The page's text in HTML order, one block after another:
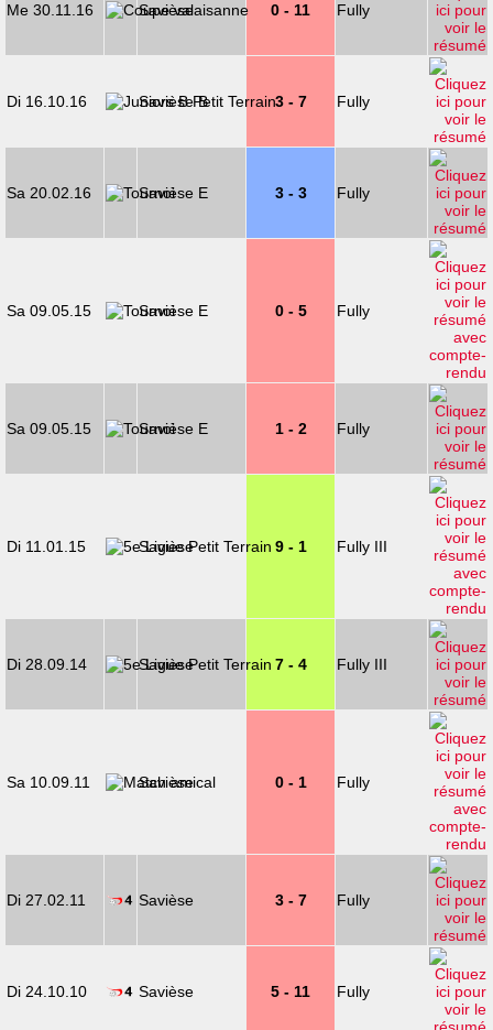
Me 30.11.16 Savièse 0 - 11 Fully
Di 16.10.16 Savièse B 3 - 7 Fully
Sa 20.02.16 Savièse E 3 - 3 Fully
Sa 09.05.15 Savièse E 0 - 5 Fully
Sa 09.05.15 Savièse E 1 - 2 Fully
Di 11.01.15 Savièse 9 - 1 Fully III
Di 28.09.14 Savièse 7 - 4 Fully III
Sa 10.09.11 Savièse 0 - 1 Fully
Di 27.02.11 Savièse 3 - 7 Fully
Di 24.10.10 Savièse 5 - 11 Fully